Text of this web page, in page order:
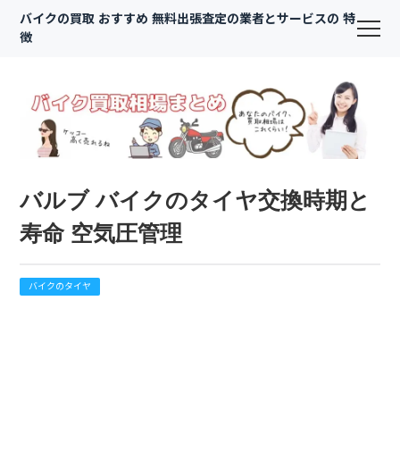
バイクの買取 おすすめ 無料出張査定の業者とサービスの 特
徴
バルブ バイクのタイヤ交換時期と
寿命 空気圧管理
バイクのタイヤ